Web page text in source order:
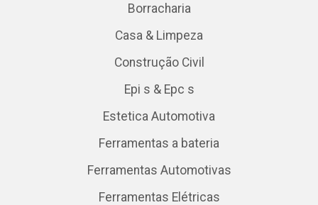
Borracharia
Casa & Limpeza
Construção Civil
Epi s & Epc s
Estetica Automotiva
Ferramentas a bateria
Ferramentas Automotivas
Ferramentas Elétricas